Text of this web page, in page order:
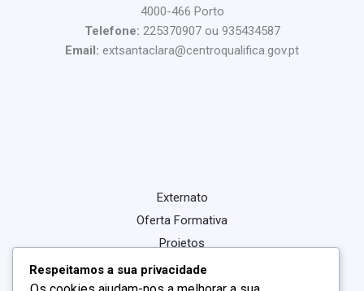
4000-466 Porto
Telefone: 225370907 ou 935434587
Email: extsantaclara@centroqualifica.gov.pt
Externato
Oferta Formativa
Projetos
Centro Qualifica
Respeitamos a sua privacidade